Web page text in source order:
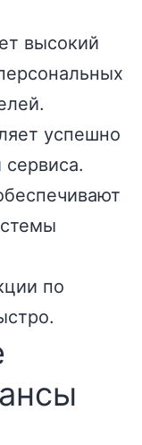
высокий
успешно
сервиса.
по